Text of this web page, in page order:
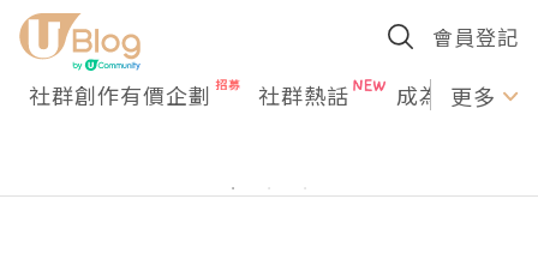
會員登記
社群創作有價企劃 社群熱話 成為U更多